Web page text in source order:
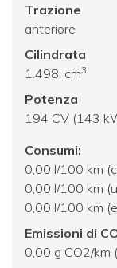
Trazione
anteriore
Cilindrata
1.498; cm3
Potenza
194 CV (143
Consumi:
0,00 l/100 km
0,00 l/100 km
0,00 l/100 km
Emissioni di
0,00 g CO2/km